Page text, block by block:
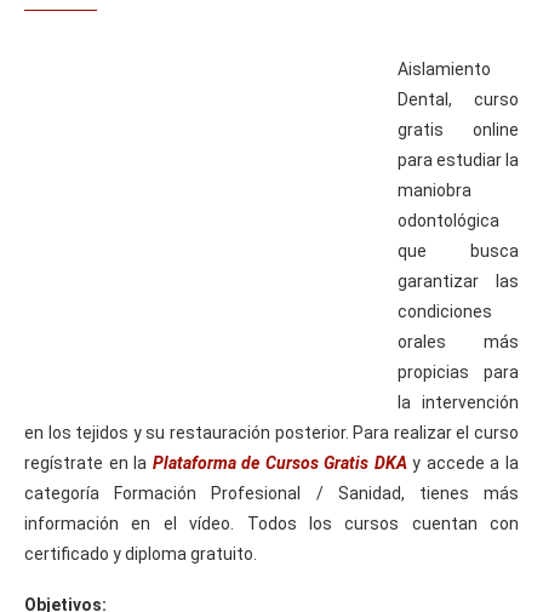
Aislamiento
Dental, curso
gratis online
para estudiar la
maniobra
odontológica
que busca
garantizar las
condiciones
orales más
propicias para
la intervención
en los tejidos y su restauración posterior. Para realizar el curso
regístrate en la Plataforma de Cursos Gratis DKAy accede a la
categoría Formación Profesional / Sanidad, tienes más
información en el vídeo. Todos los cursos cuentan con
certificado y diploma gratuito.
Objetivos: